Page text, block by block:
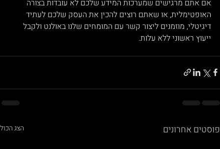
אם אתם מרגישים שמערכות המידע שלכם לא עובדות בצורה
האופטימלית, או שאתם רוצים להכין את העסק שלכם לעתיד
דיגיטלי, מוזמנים ליצור קשר עם המומחים שלנו באולנט ולקבל
ייעוץ ראשוני ללא עלות.
פוסטים אחרונים הצג הכול